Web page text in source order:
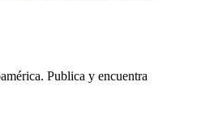
Publica y encuentra